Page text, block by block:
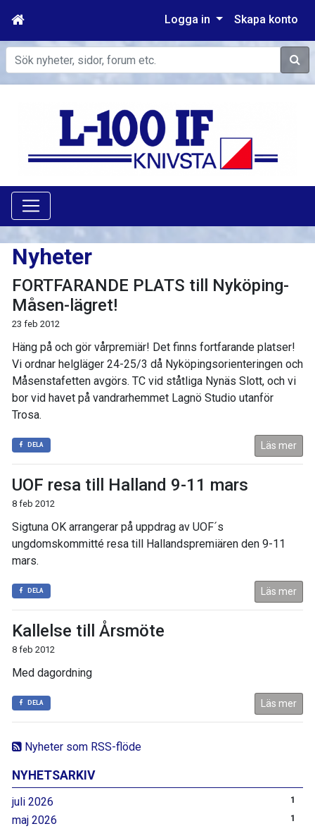
Logga in Skapa konto
Sök
Nyheter som RSS-flöde
NYHETSARKIV
juli 2026 1
maj 2026 1
Nyheter
FORTFARANDE PLATS till Nyköping-
Måsen-lägret!
23 feb 2012
Häng på och gör vårpremiär! Det finns fortfarande platser!
Vi ordnar helgläger 24-25/3 då Nyköpingsorienteringen och
Måsenstafetten avgörs. TC vid ståtliga Nynäs Slott, och vi
bor vid havet på vandrarhemmet Lagnö Studio utanför
Trosa.
DELA Läs mer
UOF resa till Halland 9-11 mars
8 feb 2012
Sigtuna OK arrangerar på uppdrag av UOF´s
ungdomskommitté resa till Hallandspremiären den 9-11
mars.
DELA Läs mer
Kallelse till Årsmöte
8 feb 2012
Med dagordning
DELA Läs mer